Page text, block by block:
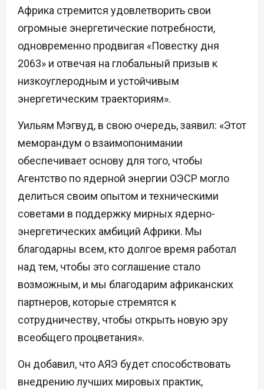
Африка стремится удовлетворить свои
огромные энергетические потребности,
одновременно продвигая «Повестку дня
2063» и отвечая на глобальный призыв к
низкоуглеродным и устойчивым
энергетическим траекториям».
Уильям Мэгвуд, в свою очередь, заявил: «Этот
меморандум о взаимопонимании
обеспечивает основу для того, чтобы
Агентство по ядерной энергии ОЭСР могло
делиться своим опытом и техническими
советами в поддержку мирных ядерно-
энергетических амбиций Африки. Мы
благодарны всем, кто долгое время работал
над тем, чтобы это соглашение стало
возможным, и мы благодарим африканских
партнеров, которые стремятся к
сотрудничеству, чтобы открыть новую эру
всеобщего процветания».
Он добавил, что АЯЭ будет способствовать
внедрению лучших мировых практик,